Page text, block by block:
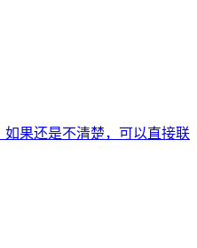
果还是不清楚，可以直接联